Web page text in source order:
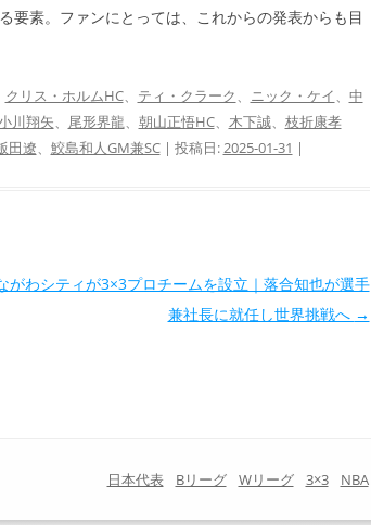
要素。ファンにとっては、これからの発表からも目
クリス・ホルムHC、 ティ・クラーク、 ニック・ケイ、 中
川翔矢、 尾形界龍、 朝山正悟HC、 木下誠、 枝折康孝
田遼、 鮫島和人GM兼SC| 投稿日:2025-01-31 |
がわシティが3×3プロチームを設立｜落合知也が選手
兼社長に就任し世界挑戦へ →
日本代表 Bリーグ Wリーグ 3×3 NBA